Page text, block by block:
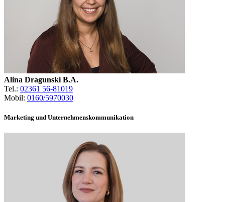
Alina Dragunski B.A.
Tel.: 02361 56-81019
Mobil: 0160/5970030
Marketing und Unternehmenskommunikation